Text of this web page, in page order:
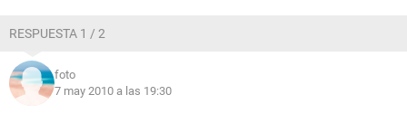
RESPUESTA 1 / 2
foto
7 may 2010 a las 19:30